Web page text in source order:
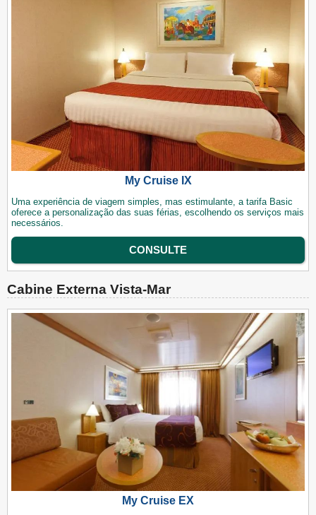
My Cruise IX
Uma experiência de viagem simples, mas estimulante, a tarifa Basic
oferece a personalização das suas férias, escolhendo os serviços mais
necessários.
CONSULTE
Cabine Externa Vista-Mar
My Cruise EX